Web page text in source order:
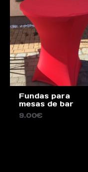
Fundas para
mesas de bar
9.00€